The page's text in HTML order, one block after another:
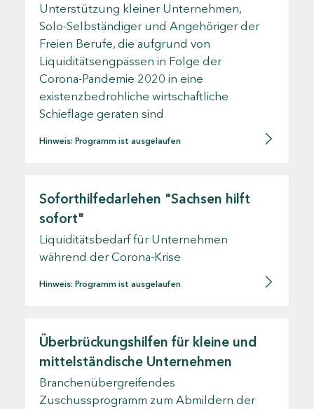
Unterstützung kleiner Unternehmen,
Solo-Selbständiger und Angehöriger der
Freien Berufe, die aufgrund von
Liquiditätsengpässen in Folge der
Corona-Pandemie 2020 in eine
existenzbedrohliche wirtschaftliche
Schieflage geraten sind
Hinweis: Programm ist ausgelaufen
Soforthilfedarlehen "Sachsen hilft
sofort"
Liquiditätsbedarf für Unternehmen
während der Corona-Krise
Hinweis: Programm ist ausgelaufen
Überbrückungshilfen für kleine und
mittelständische Unternehmen
Branchenübergreifendes
Zuschussprogramm zum Abmildern der